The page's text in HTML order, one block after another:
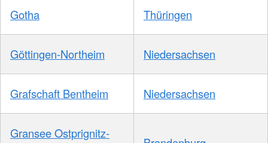
Gotha Thüringen
Göttingen-Northeim Niedersachsen
Grafschaft Bentheim Niedersachsen
Gransee Ostprignitz-